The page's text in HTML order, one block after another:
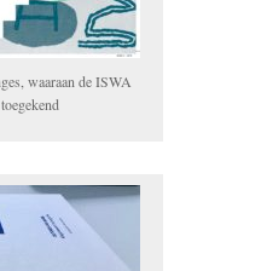
waaraan de ISWA